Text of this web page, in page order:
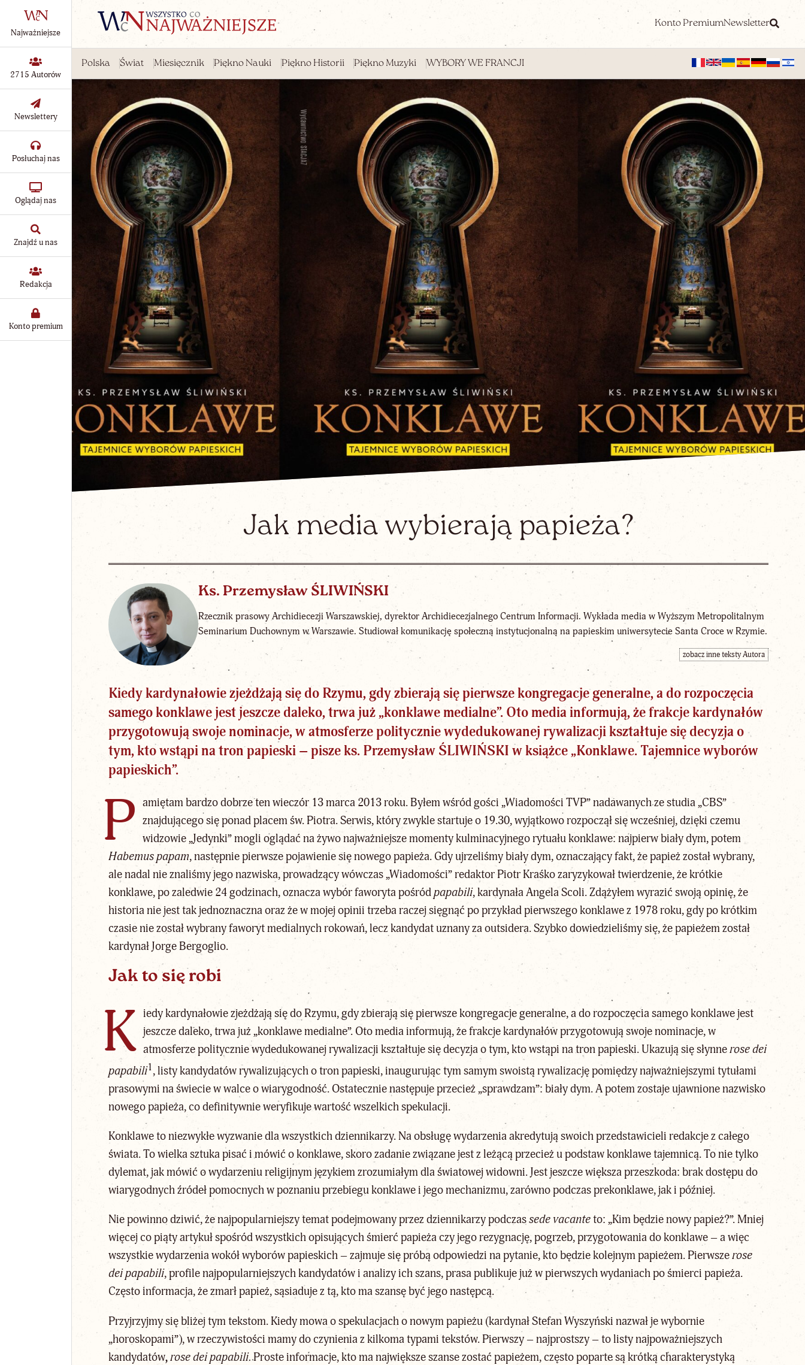
Konto PremiumNewsletter
Polska Świat Miesięcznik Piękno Nauki Piękno Historii Piękno Muzyki WYBORY WE FRANCJI
Najważniejsze
2715 Autorów
Newslettery
Posłuchaj nas
Oglądaj nas
Znajdź u nas
Redakcja
Konto premium
Jak media wybierają papieża?
Ks. Przemysław ŚLIWIŃSKI
Rzecznik prasowy Archidiecezji Warszawskiej, dyrektor Archidiecezjalnego Centrum Informacji. Wykłada media w Wyższym Metropolitalnym
Seminarium Duchownym w Warszawie. Studiował komunikację społeczną instytucjonalną na papieskim uniwersytecie Santa Croce w Rzymie.
zobacz inne teksty Autora
Kiedy kardynałowie zjeżdżają się do Rzymu, gdy zbierają się pierwsze kongregacje generalne, a do rozpoczęcia
samego konklawe jest jeszcze daleko, trwa już „konklawe medialne”. Oto media informują, że frakcje kardynałów
przygotowują swoje nominacje, w atmosferze politycznie wydedukowanej rywalizacji kształtuje się decyzja o
tym, kto wstąpi natron papieski – piszeks. Przemysław ŚLIWIŃSKI w książce „Konklawe. Tajemnice wyborów
papieskich”.
P amiętam bardzo dobrze ten wieczór 13 marca 2013 roku. Byłem wśród gości „Wiadomości TVP” nadawanych ze studia „CBS”
znajdującego się ponad placem św. Piotra. Serwis, który zwykle startuje o 19.30, wyjątkowo rozpoczął się wcześniej, dzięki czemu
widzowie „Jedynki” mogli oglądać na żywo najważniejsze momenty kulminacyjnego rytuału konklawe: najpierw biały dym, potem
Habemus papam, następnie pierwsze pojawienie sięnowego papieża. Gdy ujrzeliśmy biały dym, oznaczający fakt, że papież został wybrany,
ale nadal nie znaliśmy jego nazwiska, prowadzący wówczas „Wiadomości” redaktor Piotr Kraśko zaryzykował twierdzenie, że krótkie
konklawe, po zaledwie 24 godzinach, oznacza wybór faworyta pośródpapabili, kardynała Angela Scoli. Zdążyłem wyrazić swoją opinię, że
historia nie jest tak jednoznaczna oraz że w mojej opinii trzeba raczej sięgnąć po przykład pierwszego konklawe z 1978 roku, gdy po krótkim
czasie nie został wybrany faworyt medialnych rokowań, lecz kandydat uznany za outsidera. Szybko dowiedzieliśmy się, że papieżem został
kardynał Jorge Bergoglio.
Jak to się robi
K iedy kardynałowie zjeżdżają się do Rzymu, gdy zbierają się pierwsze kongregacje generalne, a do rozpoczęcia samego konklawe jest
jeszcze daleko, trwa już „konklawe medialne”. Oto media informują, że frakcje kardynałów przygotowują swoje nominacje, w
atmosferze politycznie wydedukowanej rywalizacji kształtuje się decyzja o tym, kto wstąpi natron papieski. Ukazują się słynnerose dei
papabili1, listy kandydatów rywalizujących o tron papieski, inaugurując tym samym swoistą rywalizację pomiędzy najważniejszymi tytułami
prasowymi na świecie w walce o wiarygodność. Ostatecznie następuje przecież „sprawdzam”: biały dym. A potem zostaje ujawnione nazwisko
nowego papieża, co definitywnie weryfikuje wartość wszelkich spekulacji.
Konklawe to niezwykłe wyzwanie dla wszystkich dziennikarzy. Na obsługę wydarzenia akredytują swoich przedstawicieli redakcje z całego
świata. To wielka sztuka pisać i mówić o konklawe, skoro zadanie związane jest z leżącą przecież u podstaw konklawe tajemnicą. To nie tylko
dylemat, jak mówić o wydarzeniu religijnym językiem zrozumiałym dla światowej widowni. Jest jeszcze większa przeszkoda: brak dostępu do
wiarygodnych źródeł pomocnych w poznaniu przebiegu konklawe i jego mechanizmu, zarówno podczas prekonklawe, jak i później.
Nie powinno dziwić, że najpopularniejszy temat podejmowany przez dziennikarzy podczassede vacanteto: „Kim będzienowy papież?”. Mniej
więcej co piąty artykuł spośród wszystkich opisujących śmierć papieża czy jego rezygnację, pogrzeb, przygotowania do konklawe – a więc
wszystkie wydarzenia wokół wyborów papieskich – zajmuje się próbą odpowiedzi na pytanie, kto będzie kolejnym papieżem. Pierwszerose
dei papabili, profile najpopularniejszych kandydatów i analizy ich szans, prasa publikuje już w pierwszych wydaniach po śmierci papieża.
Często informacja, że zmarł papież, sąsiaduje z tą, kto ma szansę być jego następcą.
Przyjrzyjmy się bliżej tym tekstom. Kiedy mowa o spekulacjach onowym papieżu(kardynał Stefan Wyszyński nazwał je wybornie
„horoskopami”), w rzeczywistości mamy do czynienia z kilkoma typami tekstów. Pierwszy – najprostszy – to listy najpoważniejszych
kandydatów,rose dei papabili.Proste informacje, kto ma największe szanse zostać papieżem, często poparte są krótką charakterystyką